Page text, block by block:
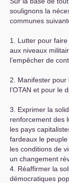
soulignons la
communes
1. Lutter pour
aux niveaux
l’empêcher de
2. Manifester
l’OTAN et pour le
3. Exprimer la
renforcement des
les pays
fardeaux le
les conditions de
un changement
4. Réaffirmer la
démocratiques